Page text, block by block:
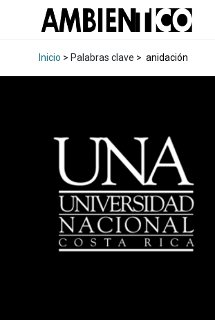
Inicio > Palabras clave > anidación